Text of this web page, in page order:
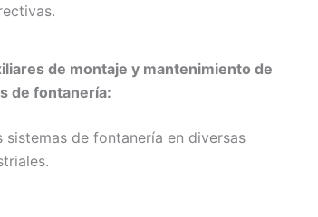
de montaje y mantenimiento de
de fontanería:
de fontanería en diversas